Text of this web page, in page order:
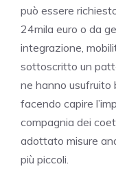
può essere
24mila euro o da
integrazione,
sottoscritto un
ne hanno
facendo capire
compagnia dei
adottato misure
più piccoli.